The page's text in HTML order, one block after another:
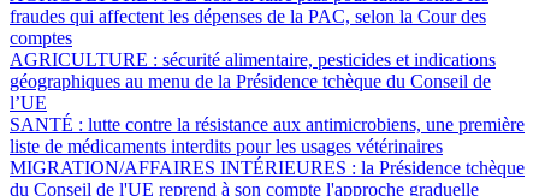
fraudes qui affectent les dépenses de la PAC, selon la Cour des
comptes
AGRICULTURE : sécurité alimentaire, pesticides et indications
géographiques au menu de la Présidence tchèque du Conseil de
l’UE
SANTÉ : lutte contre la résistance aux antimicrobiens, une première
liste de médicaments interdits pour les usages vétérinaires
MIGRATION/AFFAIRES INTÉRIEURES : la Présidence tchèque
du Conseil de l'UE reprend à son compte l'approche graduelle